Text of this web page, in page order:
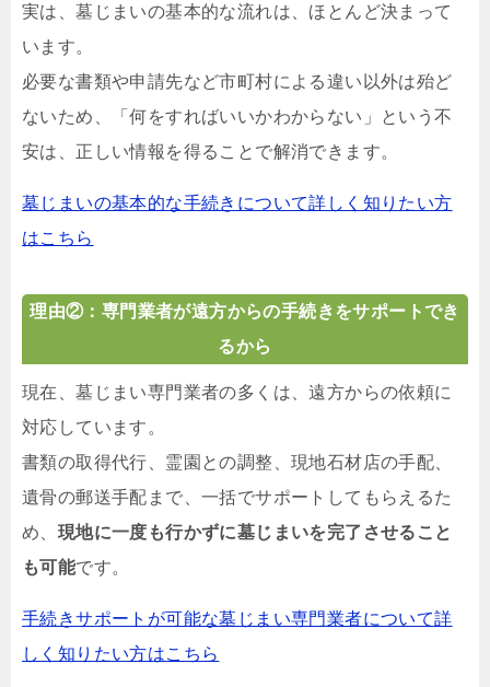
実は、墓じまいの基本的な流れは、ほとんど決まって
います。
必要な書類や申請先など市町村による違い以外は殆ど
ないため、「何をすればいいかわからない」という不
安は、正しい情報を得ることで解消できます。
墓じまいの基本的な手続きについて詳しく知りたい方
はこちら
理由②：専門業者が遠方からの手続きをサポートでき
るから
現在、墓じまい専門業者の多くは、遠方からの依頼に
対応しています。
書類の取得代行、霊園との調整、現地石材店の手配、
遺骨の郵送手配まで、一括でサポートしてもらえるた
め、 現地に一度も行かずに墓じまいを完了させること
も可能です。
手続きサポートが可能な墓じまい専門業者について詳
しく知りたい方はこちら